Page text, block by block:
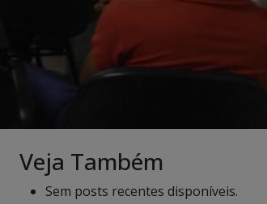
Veja Também
Sem posts recentes disponíveis.